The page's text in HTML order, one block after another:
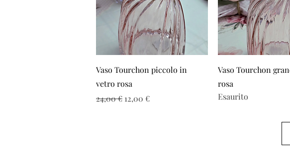
Vista rapida
Vaso Tourchon piccolo in
vetro rosa
Prezzo regolare
24,00 € Prezzo scontato
12,00 €
Vista
Vaso Tourchon
rosa
Esaurito